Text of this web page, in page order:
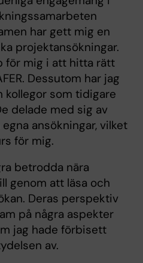
har gett mig en
projektansökningar.
för mig i att hitta rätt
Dessutom har jag
kollegor som tidigare
delade med sig av
ansökningar, vilket
för mig.
betrodda nära
genom att läsa och
Deras perspektiv
på några aspekter
jag hade förbisett
av.